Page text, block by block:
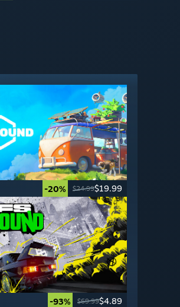
-20% $24.99$19.99
-93% $69.99$4.89